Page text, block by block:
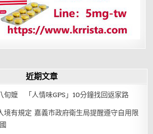
近期文章
旬嬤 「人情味GPS」10分鐘找回返家路
境有規定 嘉義市政府衛生局提醒遵守自用限